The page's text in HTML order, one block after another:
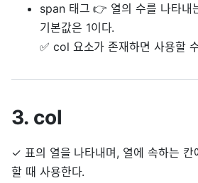
span 태그 👉 열의 수를 나타내
기본값은 1이다.
✅ col 요소가 존재하면 사용할
3. col
✓ 표의 열을 나타내며, 열에 속하는 칸
할 때 사용한다.